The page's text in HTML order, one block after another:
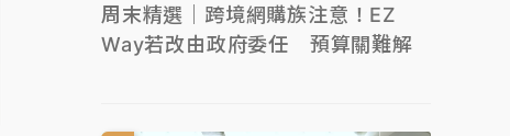
周末精選｜跨境網購族注意！EZ
Way若改由政府委任 預算關難解